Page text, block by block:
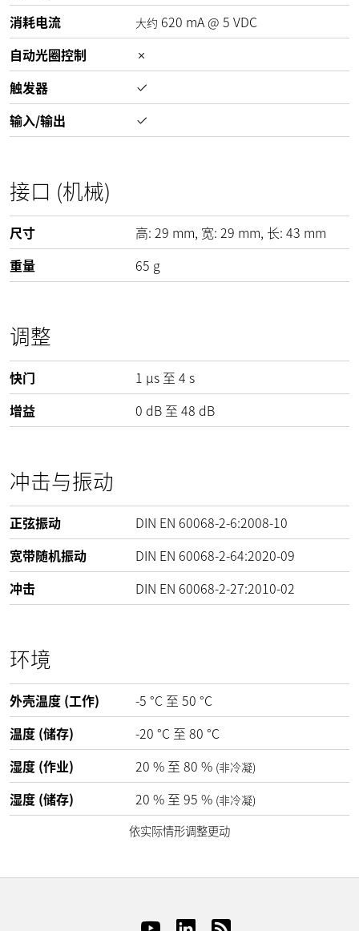
消耗电流
大约 620 mA@ 5 VDC
自动光圈控制
触发器
输入/输出
接口 (机械)
尺寸 高: 29 mm, 宽: 29 mm, 长: 43 mm
重量
65 g
调整
快门
1 µs 至 4 s
增益
0 dB 至 48 dB
冲击与振动
正弦振动
DIN EN 60068-2-6:2008-10
宽带随机振动
DIN EN 60068-2-64:2020-09
冲击
DIN EN 60068-2-27:2010-02
环境
外壳温度 (工作) -5 °C 至 50 °C
温度 (储存)
-20 °C 至 80 °C
湿度 (作业)
20 % 至 80 % (非冷凝)
湿度 (储存) 20 % 至 95 % (非冷凝)
依实际情形调整更动